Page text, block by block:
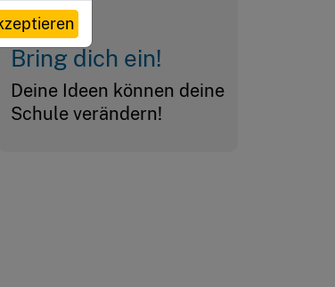
Bring dich ein!
Deine Ideen können deine
Schule verändern!